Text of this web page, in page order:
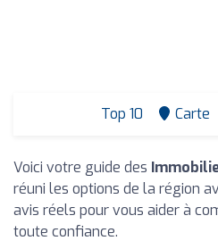
Top 10 Carte
Voici votre guide des
réuni les options de la région
avis réels pour vous aider à
toute confiance.